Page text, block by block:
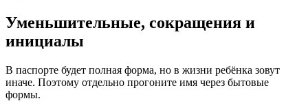
Уменьшительные, сокращения и
инициалы
В паспорте будет полная форма, но в жизни ребёнка зовут
иначе. Поэтому отдельно прогоните имя через бытовые
формы.